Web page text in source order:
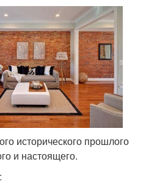
исторического прошлого
и настоящего.